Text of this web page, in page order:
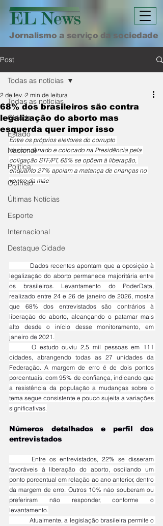
Jornalismo a serviço da sociedade
Post
Todas as notícias
Cidade
Estado
Nacional
Política
Opinião
Últimas Notícias
Esporte
Internacional
Destaque Cidade
Todas as notícias
68% dos brasileiros são contra
legalização do aborto mas
esquerda quer impor isso
2 de fev. 2 min de leitura
Entre os próprios eleitores do corrupto
descondenado e colocado na Presidência pela
coligação STF/PT, 65% se opõem à liberação,
enquanto 27% apoiam a matança de crianças no
ventre da mãe
legalização do aborto permanece majoritária entre
os brasileiros. Levantamento do PoderData,
realizado entre 24 e 26 de janeiro de 2026, mostra
que 68% dos entrevistados são contrários à
liberação do aborto, alcançando o patamar mais
alto desde o início desse monitoramento, em
janeiro de 2021.
cidades, abrangendo todas as 27 unidades da
Federação. A margem de erro é de dois pontos
porcentuais, com 95% de confiança, indicando que
a resistência da população a mudanças sobre o
tema segue consistente e pouco sujeita a variações
significativas.
Números detalhados e perfil dos
entrevistados
favoráveis à liberação do aborto, oscilando um
ponto porcentual em relação ao ano anterior, dentro
da margem de erro. Outros 10% não souberam ou
preferiram não responder, conforme o
levantamento.
	Atualmente, a legislação brasileira permite o